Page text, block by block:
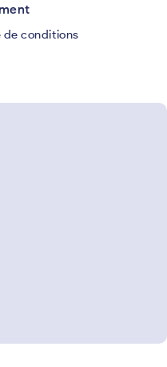
de conditions